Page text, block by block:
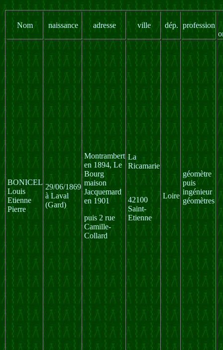
Nom naissance adresse ville dép. profession
BONICEL
Louis
Etienne
Pierre
29/06/1869
à Laval
(Gard)
Montrambert
en 1894, Le
Bourg
maison
Jacquemard
en 1901
puis 2 rue
Camille-
Collard
La
Ricamarie
42100
Saint-
Etienne
Loire
géomètre
puis
ingénieur
géomètres